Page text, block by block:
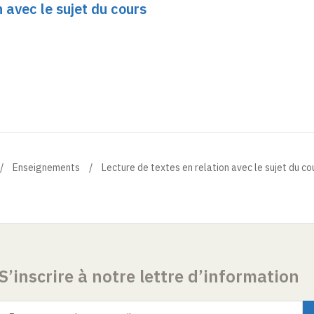
le sujet du cours
Enseignements Lecture de textes en relation avec le sujet du
à notre lettre d’information